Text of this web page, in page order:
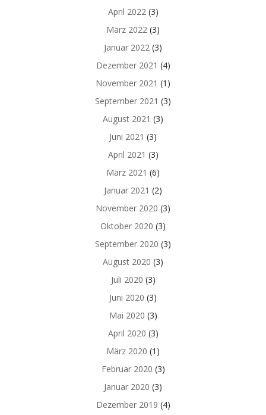
April 2022 (3)
März 2022 (3)
Januar 2022 (3)
Dezember 2021 (4)
November 2021 (1)
September 2021 (3)
August 2021 (3)
Juni 2021 (3)
April 2021 (3)
März 2021 (6)
Januar 2021 (2)
November 2020 (3)
Oktober 2020 (3)
September 2020 (3)
August 2020 (3)
Juli 2020 (3)
Juni 2020 (3)
Mai 2020 (3)
April 2020 (3)
März 2020 (1)
Februar 2020 (3)
Januar 2020 (3)
Dezember 2019 (4)